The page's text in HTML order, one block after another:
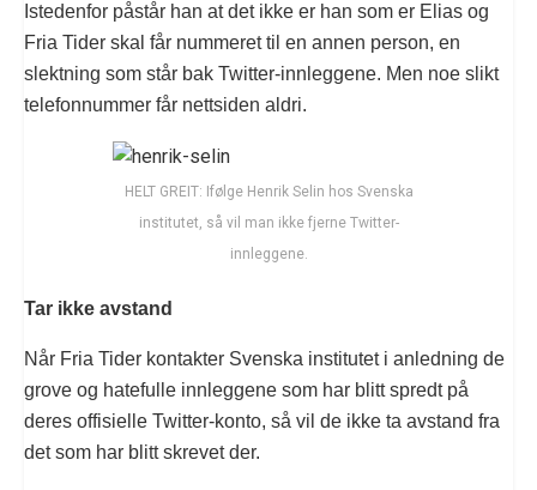
Istedenfor påstår han at det ikke er han som er Elias og
Fria Tider skal får nummeret til en annen person, en
slektning som står bak Twitter-innleggene. Men noe slikt
telefonnummer får nettsiden aldri.
HELT GREIT: Ifølge Henrik Selin hos Svenska
institutet, så vil man ikke fjerne Twitter-
innleggene.
Tar ikke avstand
Når Fria Tider kontakter Svenska institutet i anledning de
grove og hatefulle innleggene som har blitt spredt på
deres offisielle Twitter-konto, så vil de ikke ta avstand fra
det som har blitt skrevet der.